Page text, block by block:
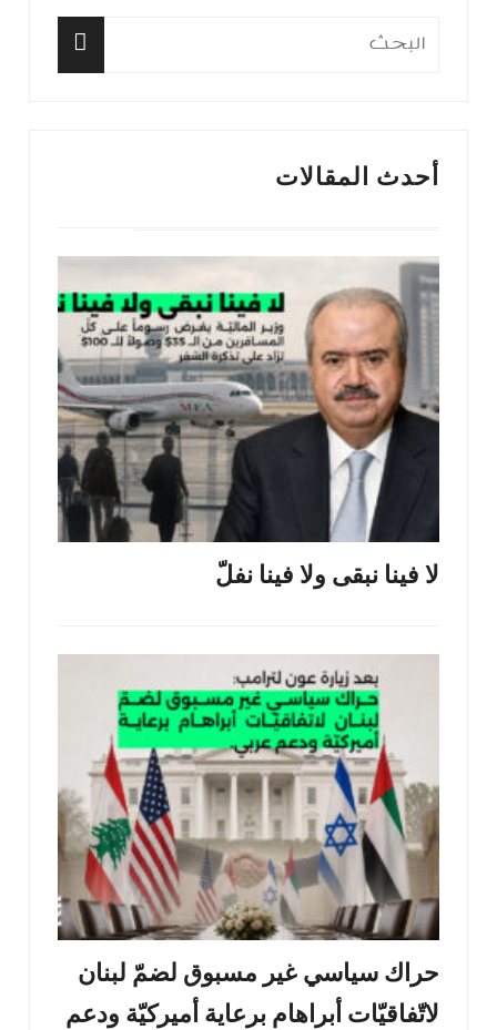
البحث
أحدث المقالات
لا فينا نبقى ولا فينا نفلّ
حراك سياسي غير مسبوق لضمّ لبنان
لاتّفاقيّات أبراهام برعاية أميركيّة ودعم